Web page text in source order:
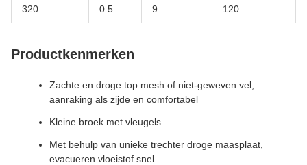
320 0.5 9 120
Productkenmerken
Zachte en droge top mesh of niet-geweven vel,
aanraking als zijde en comfortabel
Kleine broek met vleugels
Met behulp van unieke trechter droge maasplaat,
evacueren vloeistof snel